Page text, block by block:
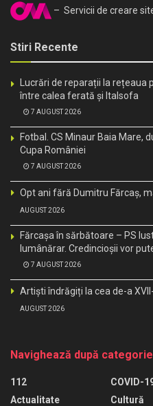
– Servicii de creare
Stiri Recente
Lucrări de reparații la
între calea ferată și Italsofa
7 AUGUST 2026
Fotbal. CS Minaur Baia Mare,
Cupa României
7 AUGUST 2026
Opt ani fără Dumitru Fărcaș,
AUGUST 2026
Fărcașa în sărbătoare – PS
lumânărar. Credincioșii vor
7 AUGUST 2026
Artiști îndrăgiți la cea de-a
AUGUST 2026
Navighează după categorie
112
Actualitate
COVID-
Cultură